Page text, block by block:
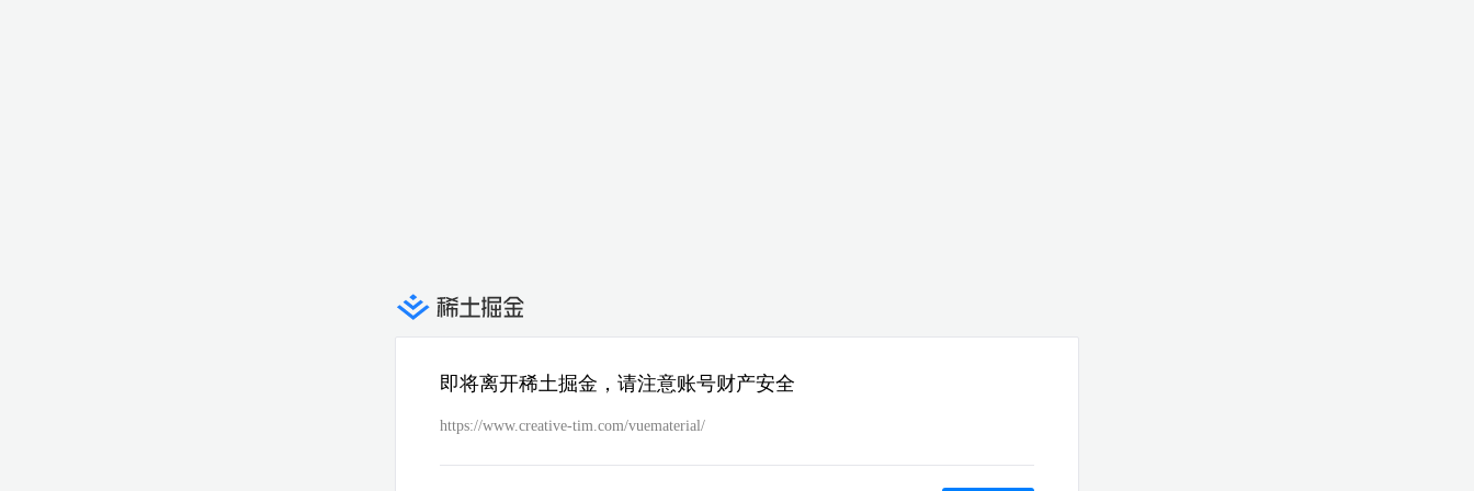
即将离开稀土掘金，请注意账号财产安全
https://www.creative-tim.com/vuematerial/